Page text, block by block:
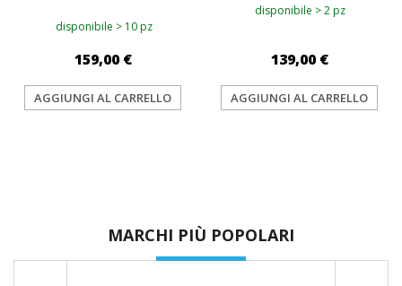
disponibile > 10 pz
159,00 €
AGGIUNGI AL CARRELLO
disponibile > 2 pz
139,00 €
AGGIUNGI AL CARRELLO
MARCHI PIÙ POPOLARI